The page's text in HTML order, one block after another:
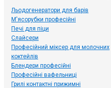
Льодогенератори для барів
М'ясорубки професійні
Печі для піци
Слайсери
Професійний міксер для молочних
коктейлів
Блендери професійні
Професійні вафельниці
Грилі контактні прижимні